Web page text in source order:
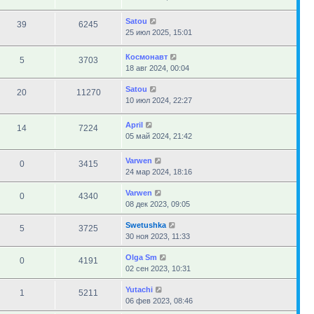
39 6245
Satou
25 июл 2025, 15:01
5 3703
Космонавт
18 авг 2024, 00:04
20 11270
Satou
10 июл 2024, 22:27
14 7224
April
05 май 2024, 21:42
0 3415
Varwen
24 мар 2024, 18:16
0 4340
Varwen
08 дек 2023, 09:05
5 3725
Swetushka
30 ноя 2023, 11:33
0 4191
Olga Sm
02 сен 2023, 10:31
1 5211
Yutachi
06 фев 2023, 08:46